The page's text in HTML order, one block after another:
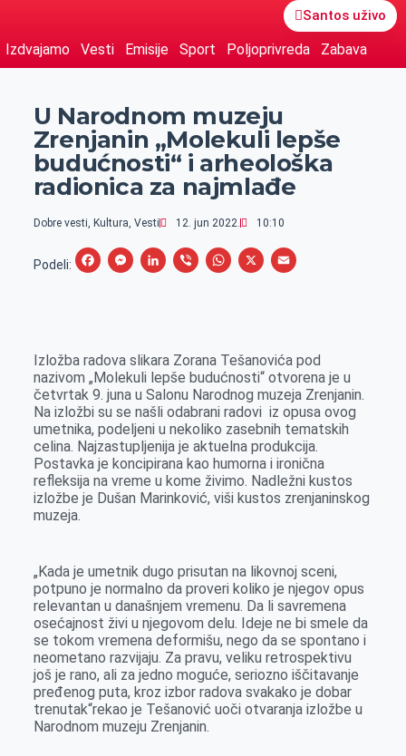
Santos uživo
Izdvajamo Vesti Emisije Sport Poljoprivreda Zabava
U Narodnom muzeju
Zrenjanin „Molekuli lepše
budućnosti“ i arheološka
radionica za najmlađe
Dobre vesti, Kultura, Vesti 12. jun 2022. 10:10
Podeli:
F
b
o
o
k
M
e
n
g
e
r
L
e
d
I
n
V
r
W
s
A
p
p
X
E
l
Izložba radova slikara Zorana Tešanovića pod
nazivom „Molekuli lepše budućnosti“ otvorena je u
četvrtak 9. juna u Salonu Narodnog muzeja Zrenjanin.
Na izložbi su se našli odabrani radovi iz opusa ovog
umetnika, podeljeni u nekoliko zasebnih tematskih
celina. Najzastupljenija je aktuelna produkcija.
Postavka je koncipirana kao humorna i ironična
refleksija na vreme u kome živimo. Nadležni kustos
izložbe je Dušan Marinković, viši kustos zrenjaninskog
muzeja.
„Kada je umetnik dugo prisutan na likovnoj sceni,
potpuno je normalno da proveri koliko je njegov opus
relevantan u današnjem vremenu. Da li savremena
osećajnost živi u njegovom delu. Ideje ne bi smele da
se tokom vremena deformišu, nego da se spontano i
neometano razvijaju. Za pravu, veliku retrospektivu
još je rano, ali za jedno moguće, seriozno iščitavanje
pređenog puta, kroz izbor radova svakako je dobar
trenutak“rekao je Tešanović uoči otvaranja izložbe u
Narodnom muzeju Zrenjanin.